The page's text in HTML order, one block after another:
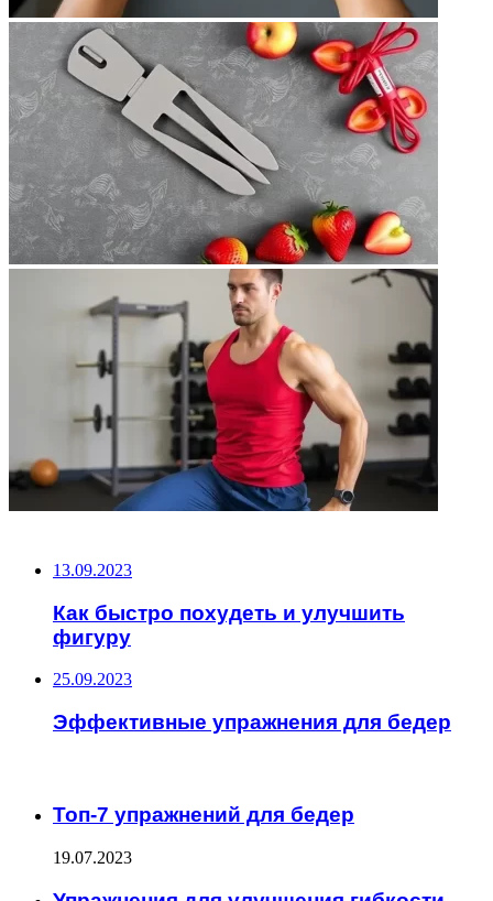
13.09.2023
Как быстро похудеть и улучшить
фигуру
25.09.2023
Эффективные упражнения для бедер
Топ-7 упражнений для бедер
19.07.2023